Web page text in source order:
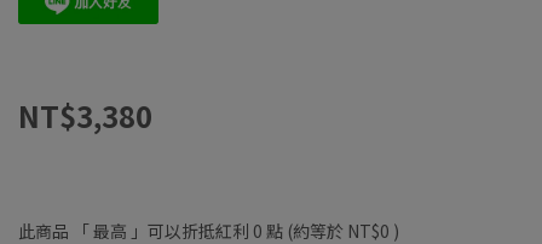
NT$3,380
此商品 「 最高 」可以折抵紅利 0 點 (約等於 NT$0 )